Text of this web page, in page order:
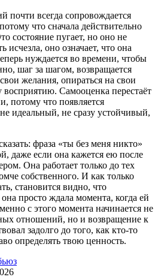
почти всегда сопровождается
что сначала действительно
состояние пугает, но оно не
исчезла, оно означает, что она
нуждается во времени, чтобы
шаг за шагом, возвращается
желания, опираться на свои
восприятию. Самооценка перестаёт
потому что появляется
идеальный, не сразу устойчивый,
фраза «ты без меня никто»
даже если она кажется ею после
Она работает только до тех
собственного. И как только
становится видно, что
просто ждала момента, когда ей
с этого момента начинается не
отношений, но и возвращение к
задолго до того, как кто-то
определять твою ценность.